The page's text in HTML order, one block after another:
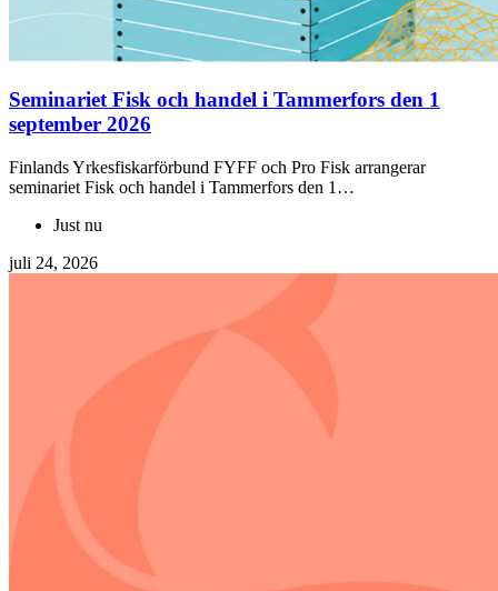
Seminariet Fisk och handel i Tammerfors den 1
september 2026
Finlands Yrkesfiskarförbund FYFF och Pro Fisk arrangerar
seminariet Fisk och handel i Tammerfors den 1…
Just nu
juli 24, 2026